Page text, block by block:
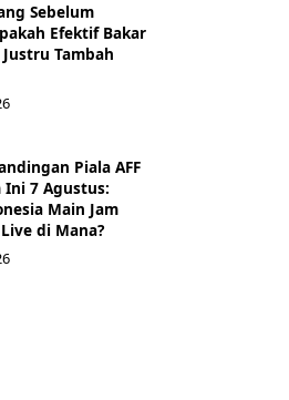
Sebelum
Efektif Bakar
Tambah
Piala AFF
Ini 7 Agustus:
Main Jam
di Mana?